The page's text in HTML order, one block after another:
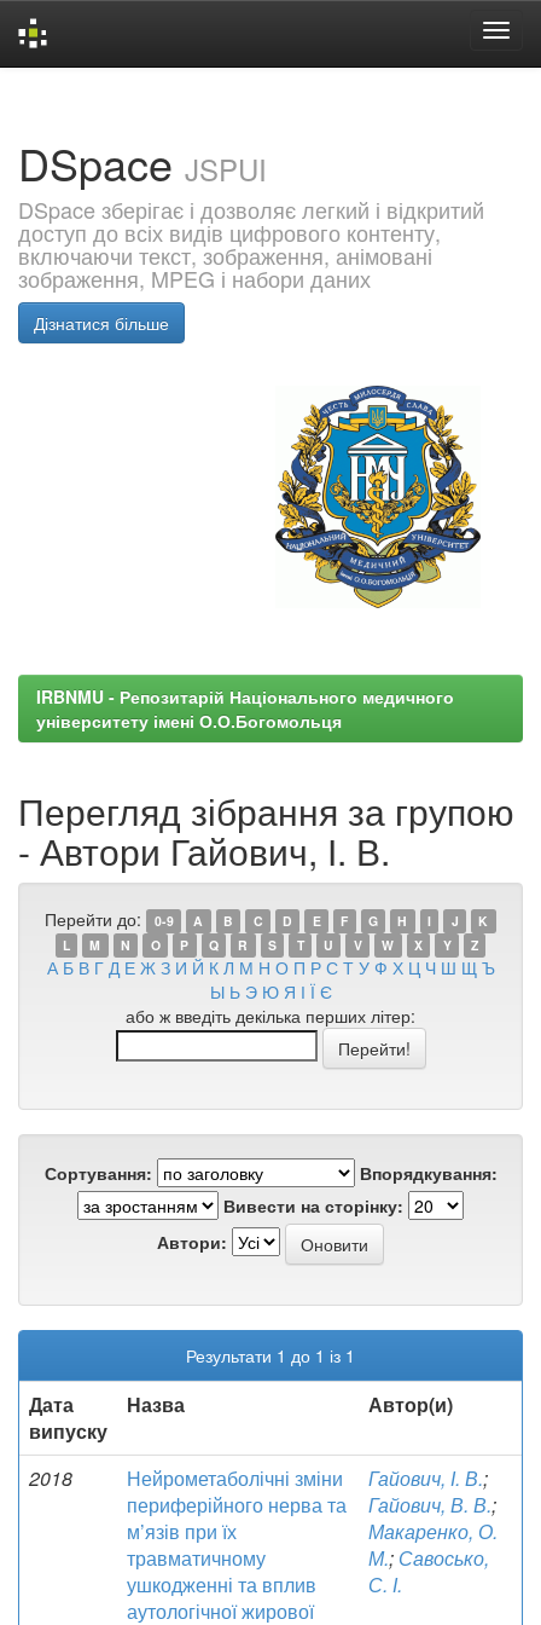
DSpace JSPUI
DSpace зберігає і дозволяє легкий і відкритий
доступ до всіх видів цифрового контенту,
включаючи текст, зображення, анімовані
зображення, MPEG і набори даних
Дізнатися більше
IRBNMU - Репозитарій Національного медичного
університету імені О.О.Богомольця
Перегляд зібрання за групою
- Автори Гайович, І. В.
Перейти до: 0-9 A B C D E F G H I J
K
L
M N O P Q R S T U V W X Y Z
А Б В Г Д Е Ж З И Й К Л М Н О П Р С Т У Ф Х Ц Ч Ш Щ Ъ
Ы Ь Э Ю Я І Ї Є
або ж введіть декілька перших літер:
Сортування:
Впорядкування:
Вивести на сторінку:
Автори:
Результати 1 до 1 із 1
Дата
випуску
Назва Автор(и)
2018
Нейрометаболічні зміни
периферійного нерва та
м’язів при їх
травматичному
ушкодженні та вплив
аутологічної жирової
Гайович, І. В.;
Гайович, В. В.;
Макаренко, О.
М.; Савосько,
С. І.